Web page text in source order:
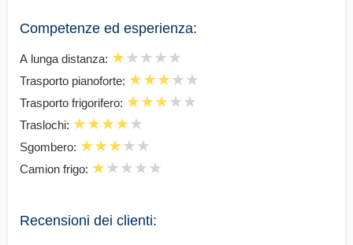
Competenze ed esperienza:
А lunga distanza:
Trasporto pianoforte:
Trasporto frigorifero:
Traslochi:
Sgombero:
Camion frigo:
Recensioni dei clienti: